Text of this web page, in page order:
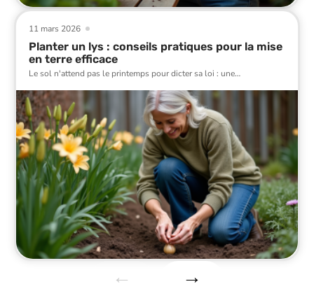
11 mars 2026
Planter un lys : conseils pratiques pour la mise
en terre efficace
Le sol n'attend pas le printemps pour dicter sa loi : une…